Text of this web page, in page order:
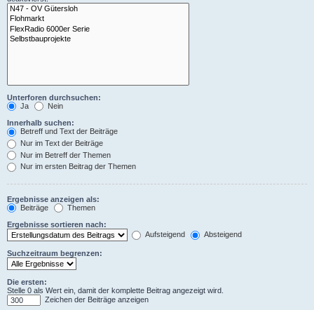
Unterforen durchsuchen:
Ja
Nein
Innerhalb suchen:
Betreff und Text der Beiträge
Nur im Text der Beiträge
Nur im Betreff der Themen
Nur im ersten Beitrag der Themen
Ergebnisse anzeigen als:
Beiträge
Themen
Ergebnisse sortieren nach:
Aufsteigend
Absteigend
Suchzeitraum begrenzen:
Die ersten:
Stelle 0 als Wert ein, damit der komplette Beitrag angezeigt wird.
Zeichen der Beiträge anzeigen